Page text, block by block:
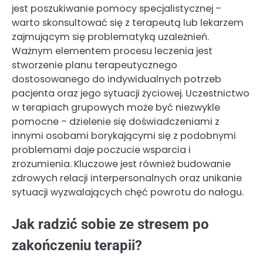
jest poszukiwanie pomocy specjalistycznej –
warto skonsultować się z terapeutą lub lekarzem
zajmującym się problematyką uzależnień.
Ważnym elementem procesu leczenia jest
stworzenie planu terapeutycznego
dostosowanego do indywidualnych potrzeb
pacjenta oraz jego sytuacji życiowej. Uczestnictwo
w terapiach grupowych może być niezwykle
pomocne – dzielenie się doświadczeniami z
innymi osobami borykającymi się z podobnymi
problemami daje poczucie wsparcia i
zrozumienia. Kluczowe jest również budowanie
zdrowych relacji interpersonalnych oraz unikanie
sytuacji wyzwalających chęć powrotu do nałogu.
Jak radzić sobie ze stresem po
zakończeniu terapii?